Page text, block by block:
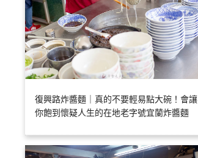
復興路炸醬麵｜真的不要輕易點大碗！會讓
你飽到懷疑人生的在地老字號宜蘭炸醬麵